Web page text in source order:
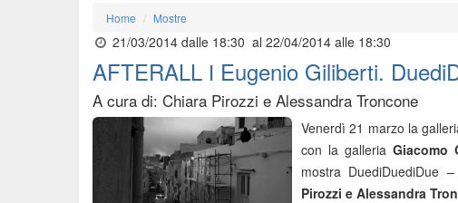
Home Mostre
21/03/2014 dalle 18:30 al 22/04/2014 alle 18:30
AFTERALL ǀ Eugenio Giliberti.
A cura di: Chiara Pirozzi e Alessandra Troncone
Venerdì 21 marzo la
con la galleriaGiacomo
mostra DuediDuediDue –
Pirozzi e Alessandra